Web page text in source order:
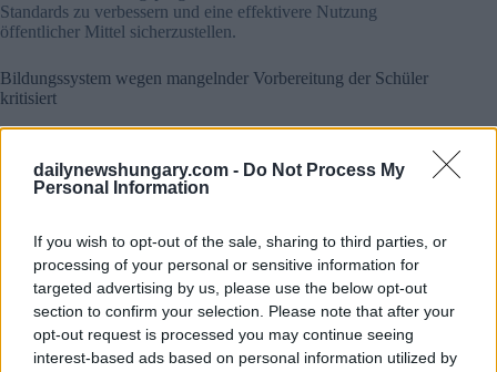
dailynewshungary.com - Do Not Process My
Personal Information
If you wish to opt-out of the sale, sharing to third parties, or
processing of your personal or sensitive information for
targeted advertising by us, please use the below opt-out
section to confirm your selection. Please note that after your
opt-out request is processed you may continue seeing
interest-based ads based on personal information utilized by
Standards zu verbessern und eine effektivere Nutzung
öffentlicher Mittel sicherzustellen.
Bildungssystem wegen mangelnder Vorbereitung der Schüler
kritisiert
Mehrere Redner argumentierten, dass das ungarische
sich rasch wandelnde Wirtschaft vorbereite.
Mangel an Fachwissen, sondern das Fehlen von Fähigkeiten,
die es den Menschen ermöglichen, kontinuierlich zu lernen
und sich anzupassen. Kommunikation, Zusammenarbeit,
Problemlösung und selbstständiges Lernen gewinnen auf
einem von technologischem Wandel geprägten Arbeitsmarkt
zunehmend an Bedeutung.